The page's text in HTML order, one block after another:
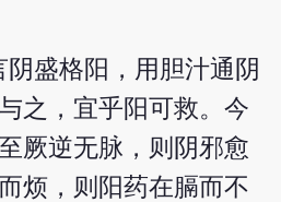
阴盛格阳，用胆汁通阴
之，宜乎阳可救。今
厥逆无脉，则阴邪愈
烦，则阳药在膈而不